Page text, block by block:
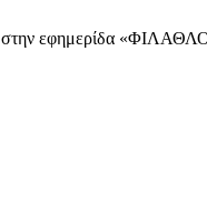
στην εφημερίδα